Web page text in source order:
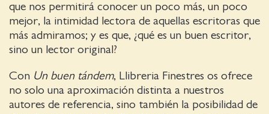
que nos permitirá conocer un poco más, un poco
mejor, la intimidad lectora de aquellas escritoras que
más admiramos; y es que, ¿qué es un buen escritor,
sino un lector original?
Con Un buen tándem, Llibreria Finestres os ofrece
no solo una aproximación distinta a nuestros
autores de referencia, sino también la posibilidad de